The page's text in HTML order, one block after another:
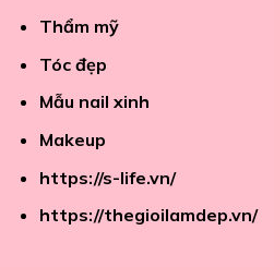
Thẩm mỹ
Tóc đẹp
Mẫu nail xinh
Makeup
https://s-life.vn/
https://thegioilamdep.vn/